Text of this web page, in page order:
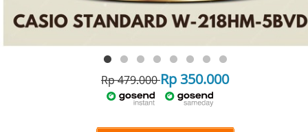
Rp 479.000Rp 350.000